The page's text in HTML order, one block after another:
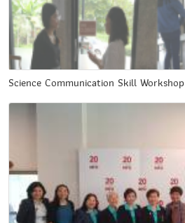
Science Communication Skill Workshop